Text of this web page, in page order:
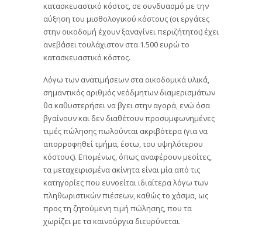
κατασκευαστικό κόστος, σε συνδυασμό με την
αύξηση του μισθολογικού κόστους (οι εργάτες
στην οικοδομή έχουν ξαναγίνει περιζήτητοι) έχει
ανεβάσει τουλάχιστον στα 1.500 ευρώ το
κατασκευαστικό κόστος.
Λόγω των ανατιμήσεων στα οικοδομικά υλικά,
σημαντικός αριθμός νεόδμητων διαμερισμάτων
θα καθυστερήσει να βγει στην αγορά, ενώ όσα
βγαίνουν και δεν διαθέτουν προσυμφωνημένες
τιμές πώλησης πωλούνται ακριβότερα (για να
απορροφηθεί τμήμα, έστω, του υψηλότερου
κόστους). Επομένως, όπως αναφέρουν μεσίτες,
τα μεταχειρισμένα ακίνητα είναι μία από τις
κατηγορίες που ευνοείται ιδιαίτερα λόγω των
πληθωριστικών πιέσεων, καθώς το χάσμα, ως
προς τη ζητούμενη τιμή πώλησης, που τα
χωρίζει με τα καινούργια διευρύνεται.